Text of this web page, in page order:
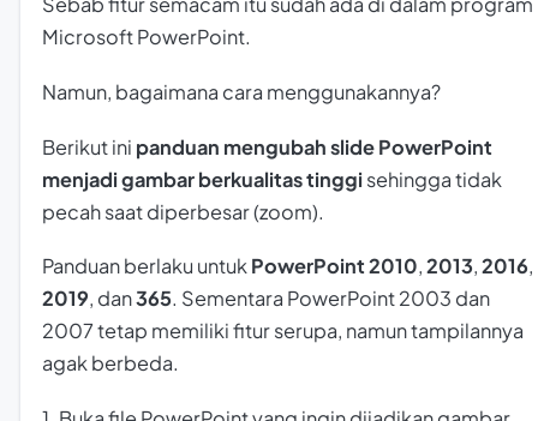
Microsoft PowerPoint.
Namun, bagaimana cara menggunakannya?
Berikut ini panduan mengubah slide PowerPoint
menjadi gambar berkualitas tinggisehingga tidak
pecah saat diperbesar (zoom).
Panduan berlaku untukPowerPoint 2010,2013,2016,
2019, dan365. Sementara PowerPoint 2003 dan
2007 tetap memiliki fitur serupa, namun tampilannya
agak berbeda.